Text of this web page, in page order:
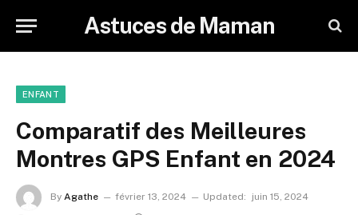
Astuces de Maman
ENFANT
Comparatif des Meilleures
Montres GPS Enfant en 2024
By Agathe février 13, 2024 Updated:
juin 15, 2024